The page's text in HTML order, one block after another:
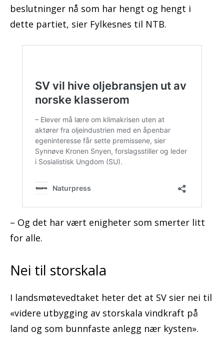
beslutninger nå som har hengt og hengt i
dette partiet, sier Fylkesnes til NTB.
– Og det har vært enigheter som smerter litt
for alle.
Nei til storskala
I landsmøtevedtaket heter det at SV sier nei til
«videre utbygging av storskala vindkraft på
land og som bunnfaste anlegg nær kysten».